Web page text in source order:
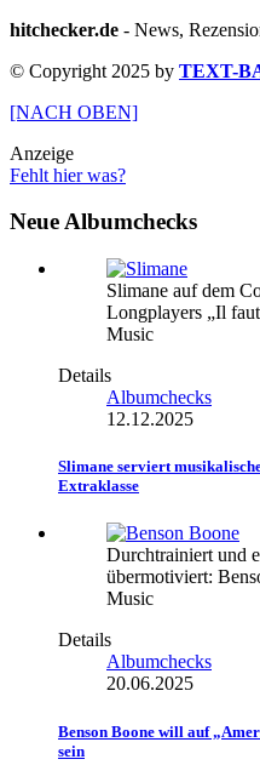
hitchecker.de - News,
© Copyright 2025 by TEXT-
[NACH OBEN]
Anzeige
Fehlt hier was?
Neue Albumchecks
Slimane auf dem
Longplayers „Il
Music
Details
Albumchecks
12.12.2025
Slimane serviert
Extraklasse
Durchtrainiert und
übermotiviert:
Music
Details
Albumchecks
20.06.2025
Benson Boone will auf
sein